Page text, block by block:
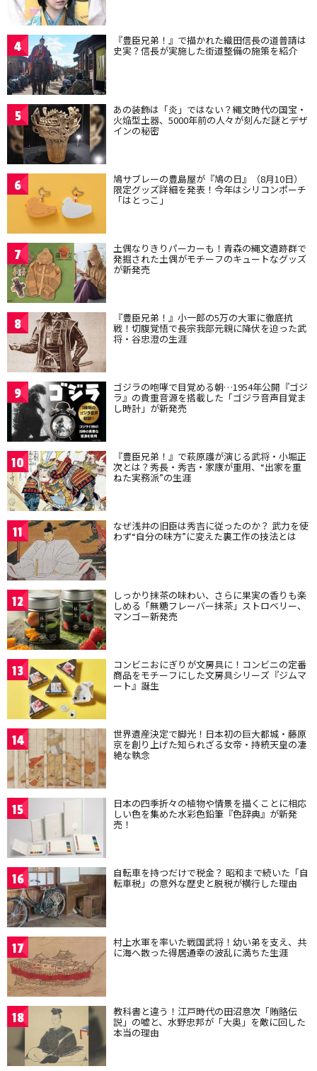
4 『豊臣兄弟！』で描かれた織田信長の道普請は
史実？信長が実施した街道整備の施策を紹介
5 あの装飾は「炎」ではない？縄文時代の国宝・
火焔型土器、5000年前の人々が刻んだ謎とデザ
インの秘密
6 鳩サブレーの豊島屋が『鳩の日』（8月10日）
限定グッズ詳細を発表！今年はシリコンポーチ
「はとっこ」
7 土偶なりきりパーカーも！青森の縄文遺跡群で
発掘された土偶がモチーフのキュートなグッズ
が新発売
8 『豊臣兄弟！』小一郎の5万の大軍に徹底抗
戦！切腹覚悟で長宗我部元親に降伏を迫った武
将・谷忠澄の生涯
9 ゴジラの咆哮で目覚める朝…1954年公開『ゴジ
ラ』の貴重音源を搭載した「ゴジラ音声目覚ま
し時計」が新発売
10 『豊臣兄弟！』で萩原護が演じる武将・小堀正
次とは？秀長・秀吉・家康が重用、“出家を重
ねた実務派”の生涯
11 なぜ浅井の旧臣は秀吉に従ったのか？ 武力を使
わず“自分の味方”に変えた裏工作の技法とは
12 しっかり抹茶の味わい、さらに果実の香りも楽
しめる「無糖フレーバー抹茶」ストロベリー、
マンゴー新発売
13 コンビニおにぎりが文房具に！コンビニの定番
商品をモチーフにした文房具シリーズ『ジムマ
ート』誕生
14 世界遺産決定で脚光！日本初の巨大都城・藤原
京を創り上げた知られざる女帝・持統天皇の凄
絶な執念
15 日本の四季折々の植物や情景を描くことに相応
しい色を集めた水彩色鉛筆『色辞典』が新発
売！
16 自転車を持つだけで税金？ 昭和まで続いた「自
転車税」の意外な歴史と脱税が横行した理由
17 村上水軍を率いた戦国武将！幼い弟を支え、共
に海へ散った得居通幸の波乱に満ちた生涯
18 教科書と違う！江戸時代の田沼意次「賄賂伝
説」の嘘と、水野忠邦が「大奥」を敵に回した
本当の理由